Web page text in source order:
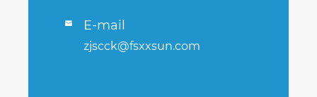
 E-mail
zjscck@fsxxsun.com